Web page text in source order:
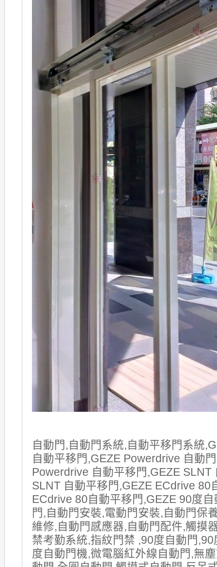
自動門,自動門系統,自動平移門系統
自動平移門,GEZE Powerdrive 自動
Powerdrive 自動平移門,GEZE SLNT
SLNT 自動平移門,GEZE ECdrive 80
ECdrive 80自動平移門,GEZE 90度
門,自動門安裝,電動門安裝,自動門保
維修,自動門感應器,自動門配件,觸摸
禁考勤系統,指紋門禁 ,90度自動門
度自動門機,微電腦紅外線自動門,無